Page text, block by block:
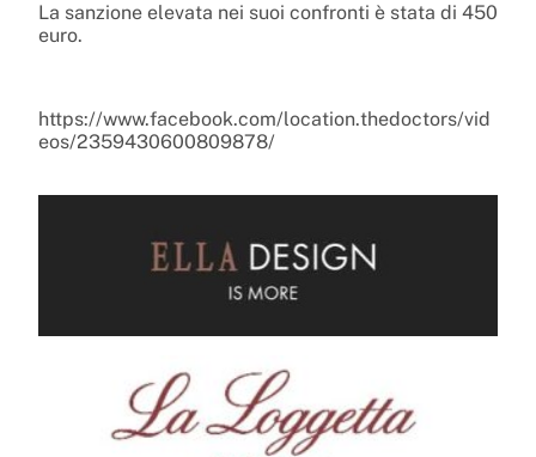
La sanzione elevata nei suoi confronti è stata di 450
euro.
https://www.facebook.com/location.thedoctors/vid
eos/2359430600809878/